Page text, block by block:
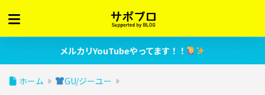
メルカリYouTubeやってます！！
ホーム GU/ジーユー